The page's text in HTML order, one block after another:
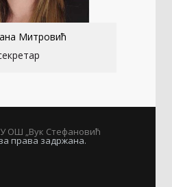
Митровић
ОШ „Вук Стефановић
права задржана.